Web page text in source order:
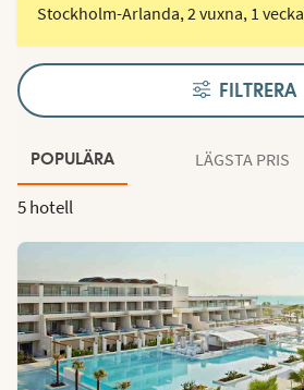
Stockholm-Arlanda, 2 vuxna, 1 vecka
FILTRERA
POPULÄRA LÄGSTA PRIS
5 hotell